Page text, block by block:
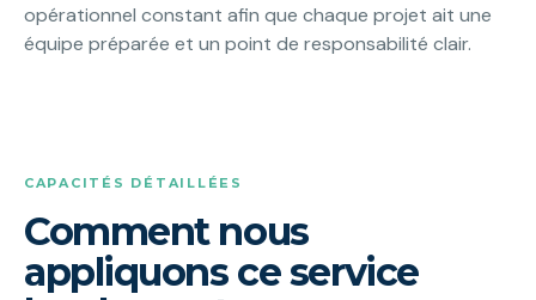
opérationnel constant afin que chaque projet ait une
équipe préparée et un point de responsabilité clair.
CAPACITÉS DÉTAILLÉES
Comment nous
appliquons ce service